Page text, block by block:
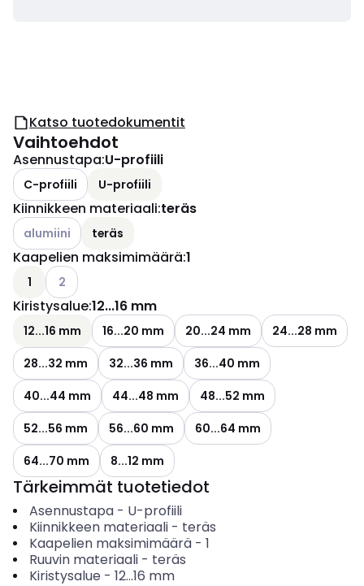
Katso tuotedokumentit
Vaihtoehdot
Asennustapa:U-profiili
C-profiili U-profiili
Kiinnikkeen materiaali:teräs
Katso käytettävissä olevat vaihtoehdot
alumiini teräs
Kaapelien maksimimäärä:1
1 Katso käytettävissä olevat vaihtoehdot
2
Kiristysalue:12...16 mm
12...16 mm 16...20 mm 20...24 mm
24...28 mm
28...32 mm
32...36 mm
36...40 mm
40...44 mm
44...48 mm
48...52 mm
52...56 mm
56...60 mm
60...64 mm
64...70 mm
8...12 mm
Tärkeimmät tuotetiedot
Asennustapa- U-profiili
Kiinnikkeen materiaali- teräs
Kaapelien maksimimäärä- 1
Ruuvin materiaali- teräs
Kiristysalue - 12...16 mm